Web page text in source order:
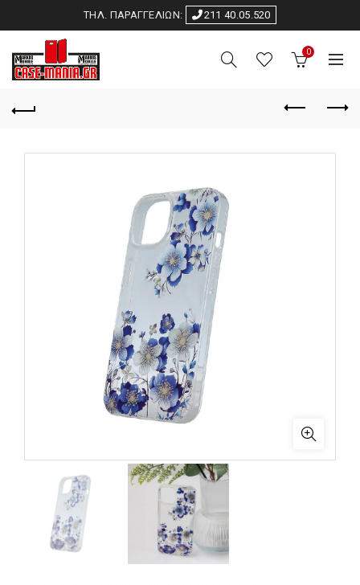
ΤΗΛ. ΠΑΡΑΓΓΕΛΙΩΝ: 211 40.05.520
0